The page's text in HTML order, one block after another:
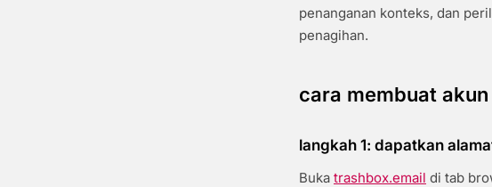
penanganan konteks, dan
penagihan.
cara membuat
langkah 1: dapatkan
Buka trashbox.email di tab